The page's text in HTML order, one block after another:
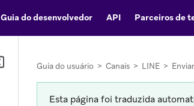
Guia do desenvolvedor API Parceiros de
Guia do usuário > Canais > LINE >
Esta página foi traduzida